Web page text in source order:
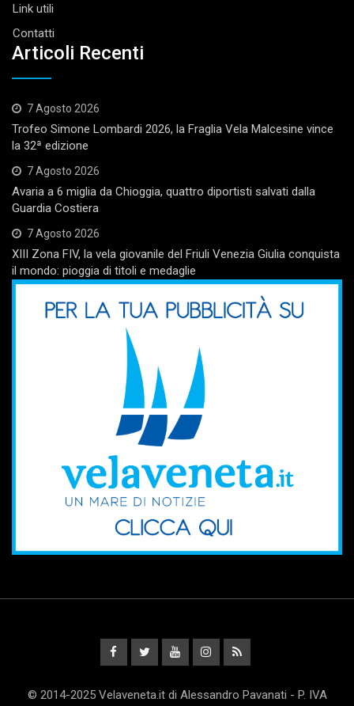
Link utili
Contatti
Articoli Recenti
7 Agosto 2026
Trofeo Simone Lombardi 2026, la Fraglia Vela Malcesine vince
la 32ª edizione
7 Agosto 2026
Avaria a 6 miglia da Chioggia, quattro diportisti salvati dalla
Guardia Costiera
7 Agosto 2026
XIII Zona FIV, la vela giovanile del Friuli Venezia Giulia conquista
il mondo: pioggia di titoli e medaglie
© 2014-2025 Velaveneta.it di Alessandro Pavanati - P. IVA